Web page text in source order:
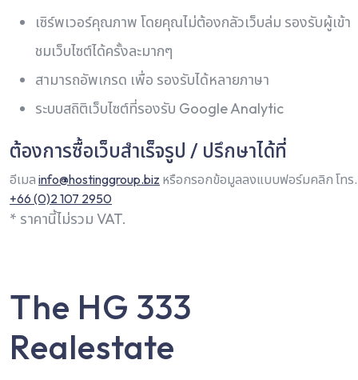
เซิร์พเวอร์คุณภาพ โดยคุณไม่ต้องกลัวเว็บล่ม รองรับผู้เข้า
ชมเว็บไซต์ได้ครั้งละมากๆ
สามารถอัพเกรด เพื่อ รองรับได้หลายภาษา
ระบบสถิติเว็บไซต์ที่รองรับ Google Analytic
ต้องการซื้อเว็บสำเร็จรูป / ปรึกษาได้ที่
อีเมล info@hostinggroup.biz หรือกรอกข้อมูลลงแบบฟอร์มคลิก โทร.
+66 (0)2 107 2950
* ราคานี้ไม่รวม VAT.
The HG 333
Realestate